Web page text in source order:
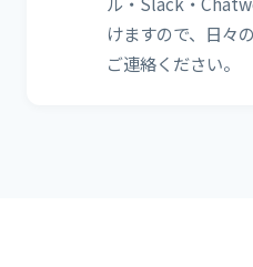
けますので、日々
ご連絡ください。